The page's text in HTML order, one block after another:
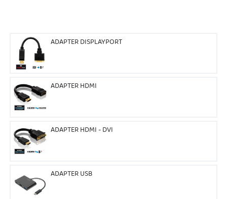
ADAPTER DISPLAYPORT
ADAPTER HDMI
ADAPTER HDMI - DVI
ADAPTER USB